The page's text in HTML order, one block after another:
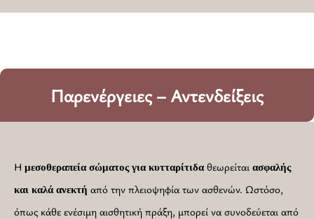
Η μεσοθεραπεία σώματος για κυτταρίτιδαθεωρείται ασφαλής
και καλά ανεκτή από την πλειοψηφία των ασθενών. Ωστόσο,
όπως κάθε ενέσιμη αισθητική πράξη, μπορεί να συνοδεύεται από
Παρενέργειες – Αντενδείξεις